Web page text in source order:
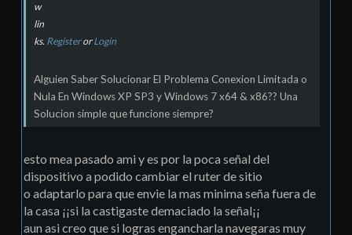
w
lin
ks. RegisterorLogin
Alguien Saber Solucionar El Problema Conexion Limitada o
Nula En Windows XP SP3 y Windows 7 x64 & x86?? Una
Solucion simple que funcione siempre?
esto mea pasado ami y es por la poca señal del
dispositivo a podido cambiar el ruter de sitio
o adaptarlo para que envie la mas minima seña fuera de
la casa ¡¡si la castigaste demaciado la señal¡¡
aun asi creo que si logras engancharla navegaras muy